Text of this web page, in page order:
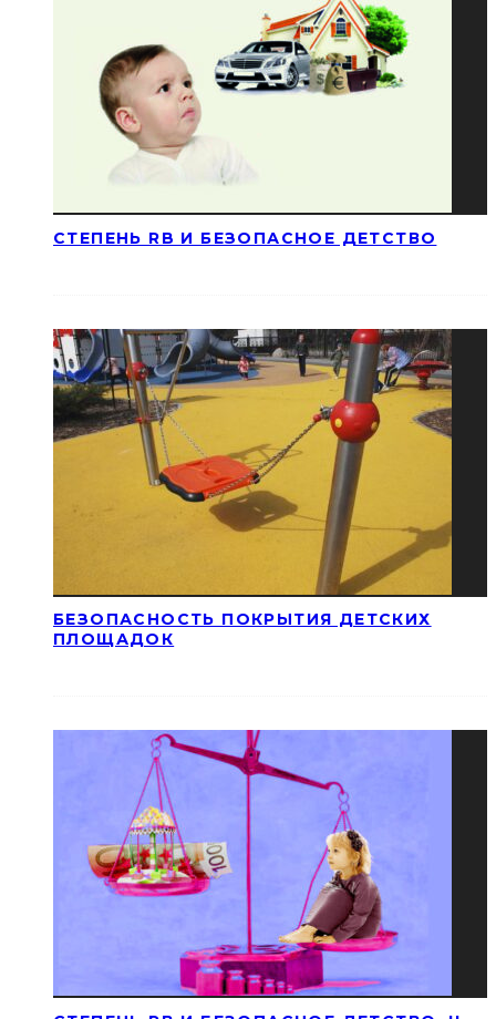
СТЕПЕНЬ RB И БЕЗОПАСНОЕ ДЕТСТВО
БЕЗОПАСНОСТЬ ПОКРЫТИЯ ДЕТСКИХ
ПЛОЩАДОК